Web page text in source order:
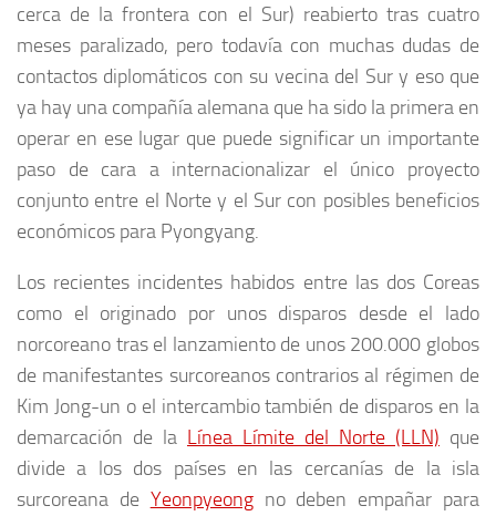
cerca de la frontera con el Sur) reabierto tras cuatro
meses paralizado, pero todavía con muchas dudas de
contactos diplomáticos con su vecina del Sur y eso que
ya hay una compañía alemana que ha sido la primera en
operar en ese lugar que puede significar un importante
paso de cara a internacionalizar el único proyecto
conjunto entre el Norte y el Sur con posibles beneficios
económicos para Pyongyang.
Los recientes incidentes habidos entre las dos Coreas
como el originado por unos disparos desde el lado
norcoreano tras el lanzamiento de unos 200.000 globos
de manifestantes surcoreanos contrarios al régimen de
Kim Jong-un o el intercambio también de disparos en la
demarcación de la Línea Límite del Norte (LLN) que
divide a los dos países en las cercanías de la isla
surcoreana de Yeonpyeongno deben empañar para